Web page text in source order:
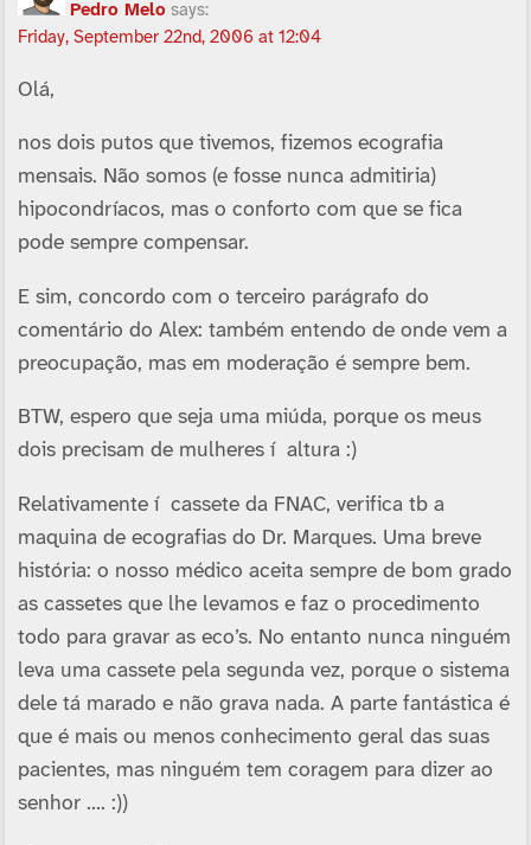
Pedro Melo says:
Friday, September 22nd, 2006 at 12:04
Olá,
nos dois putos que tivemos, fizemos ecografia
mensais. Não somos (e fosse nunca admitiria)
hipocondrí­acos, mas o conforto com que se fica
pode sempre compensar.
E sim, concordo com o terceiro parágrafo do
comentário do Alex: também entendo de onde vem a
preocupação, mas em moderação é sempre bem.
BTW, espero que seja uma miúda, porque os meus
dois precisam de mulheres í altura :)
Relativamente í cassete da FNAC, verifica tb a
maquina de ecografias do Dr. Marques. Uma breve
história: o nosso médico aceita sempre de bom grado
as cassetes que lhe levamos e faz o procedimento
todo para gravar as eco’s. No entanto nunca ninguém
leva uma cassete pela segunda vez, porque o sistema
dele tá marado e não grava nada. A parte fantástica é
que é mais ou menos conhecimento geral das suas
pacientes, mas ninguém tem coragem para dizer ao
senhor …. :))